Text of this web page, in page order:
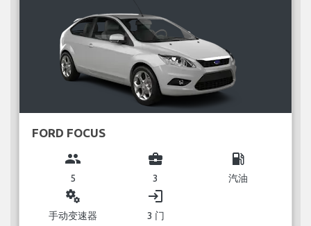
FORD FOCUS
group
5
business_center
3
local_gas_station
汽油
miscellaneous_services
手动变速器
login
3 门